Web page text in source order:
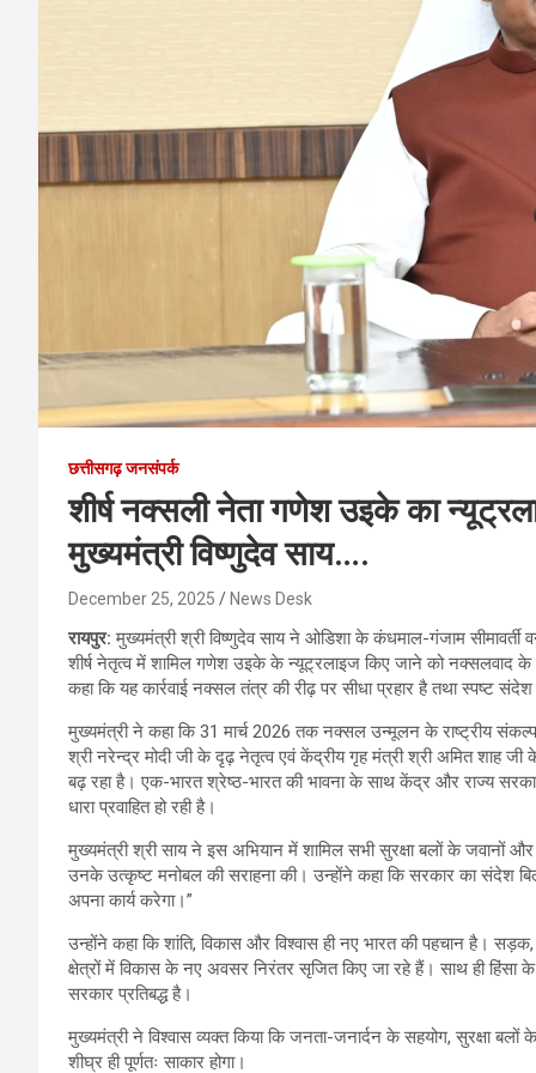
छत्तीसगढ़ जनसंपर्क
शीर्ष नक्सली नेता गणेश उइके का
मुख्यमंत्री विष्णुदेव साय….
December 25, 2025 News Desk
रायपुर:मुख्यमंत्री श्री विष्णुदेव साय ने ओडिशा के कंधमाल-गंजाम
शीर्ष नेतृत्व में शामिल गणेश उइके के न्यूट्रलाइज किए जाने को नक्सलवाद के
कहा कि यह कार्रवाई नक्सल तंत्र की रीढ़ पर सीधा प्रहार है तथा स्पष्ट
मुख्यमंत्री ने कहा कि 31 मार्च 2026 तक नक्सल उन्मूलन के राष्ट्रीय
श्री नरेन्द्र मोदी जी के दृढ़ नेतृत्व एवं केंद्रीय गृह मंत्री श्री अमित शाह
बढ़ रहा है। एक-भारत श्रेष्ठ-भारत की भावना के साथ केंद्र और राज्य
धारा प्रवाहित हो रही है।
मुख्यमंत्री श्री साय ने इस अभियान में शामिल सभी सुरक्षा बलों के जवानों
उनके उत्कृष्ट मनोबल की सराहना की। उन्होंने कहा कि सरकार का संदेश
अपना कार्य करेगा।”
उन्होंने कहा कि शांति, विकास और विश्वास ही नए भारत की पहचान है।
क्षेत्रों में विकास के नए अवसर निरंतर सृजित किए जा रहे हैं। साथ ही
सरकार प्रतिबद्ध है।
मुख्यमंत्री ने विश्वास व्यक्त किया कि जनता-जनार्दन के सहयोग, सुरक्षा
शीघ्र ही पूर्णतः साकार होगा।